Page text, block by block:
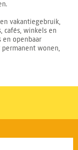
vakantiegebruik,
cafés, winkels en
en openbaar
wonen,